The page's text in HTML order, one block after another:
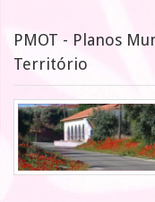
PMOT - Planos
Território